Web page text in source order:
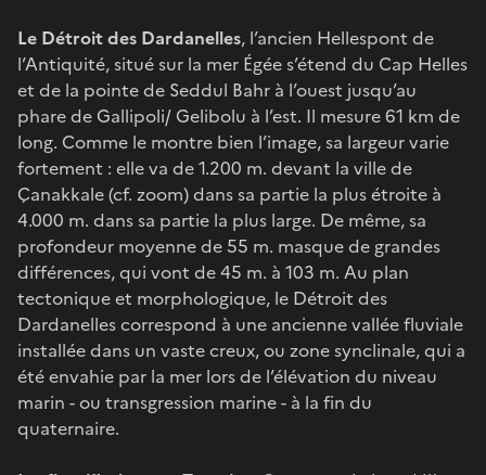
Le Détroit des Dardanelles, l’ancien Hellespont de
l’Antiquité, situé sur la mer Égée s’étend du Cap Helles
et de la pointe de Seddul Bahr à l’ouest jusqu’au
phare de Gallipoli/ Gelibolu à l’est. Il mesure 61 km de
long. Comme le montre bien l’image, sa largeur varie
fortement : elle va de 1.200 m. devant la ville de
Çanakkale (cf. zoom) dans sa partie la plus étroite à
4.000 m. dans sa partie la plus large. De même, sa
profondeur moyenne de 55 m. masque de grandes
différences, qui vont de 45 m. à 103 m. Au plan
tectonique et morphologique, le Détroit des
Dardanelles correspond à une ancienne vallée fluviale
installée dans un vaste creux, ou zone synclinale, qui a
été envahie par la mer lors de l’élévation du niveau
marin - ou transgression marine - à la fin du
quaternaire.